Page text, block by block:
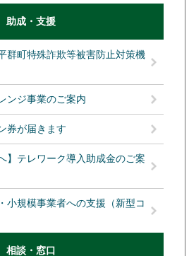
助成・支援
群町特殊詐欺等被害防止対策機
ンジ事業のご案内
券が届きます
】テレワーク導入助成金のご案
小規模事業者への支援（新型コ
相談・窓口